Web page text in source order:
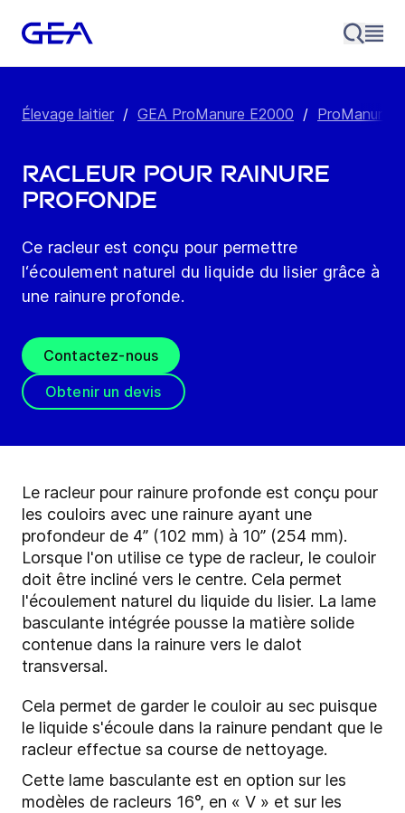
Élevage laitier / GEA ProManure E2000 / ProManure
Racleur pour rainure
profonde
Ce racleur est conçu pour permettre
l‘écoulement naturel du liquide du lisier grâce à
une rainure profonde.
Contactez-nous
Obtenir un devis
Le racleur pour rainure profonde est conçu pour
les couloirs avec une rainure ayant une
profondeur de 4’’ (102 mm) à 10’’ (254 mm).
Lorsque l'on utilise ce type de racleur, le couloir
doit être incliné vers le centre. Cela permet
l'écoulement naturel du liquide du lisier. La lame
basculante intégrée pousse la matière solide
contenue dans la rainure vers le dalot
transversal.
Cela permet de garder le couloir au sec puisque
le liquide s'écoule dans la rainure pendant que le
racleur effectue sa course de nettoyage.
Cette lame basculante est en option sur les
modèles de racleurs 16°, en « V » et sur les